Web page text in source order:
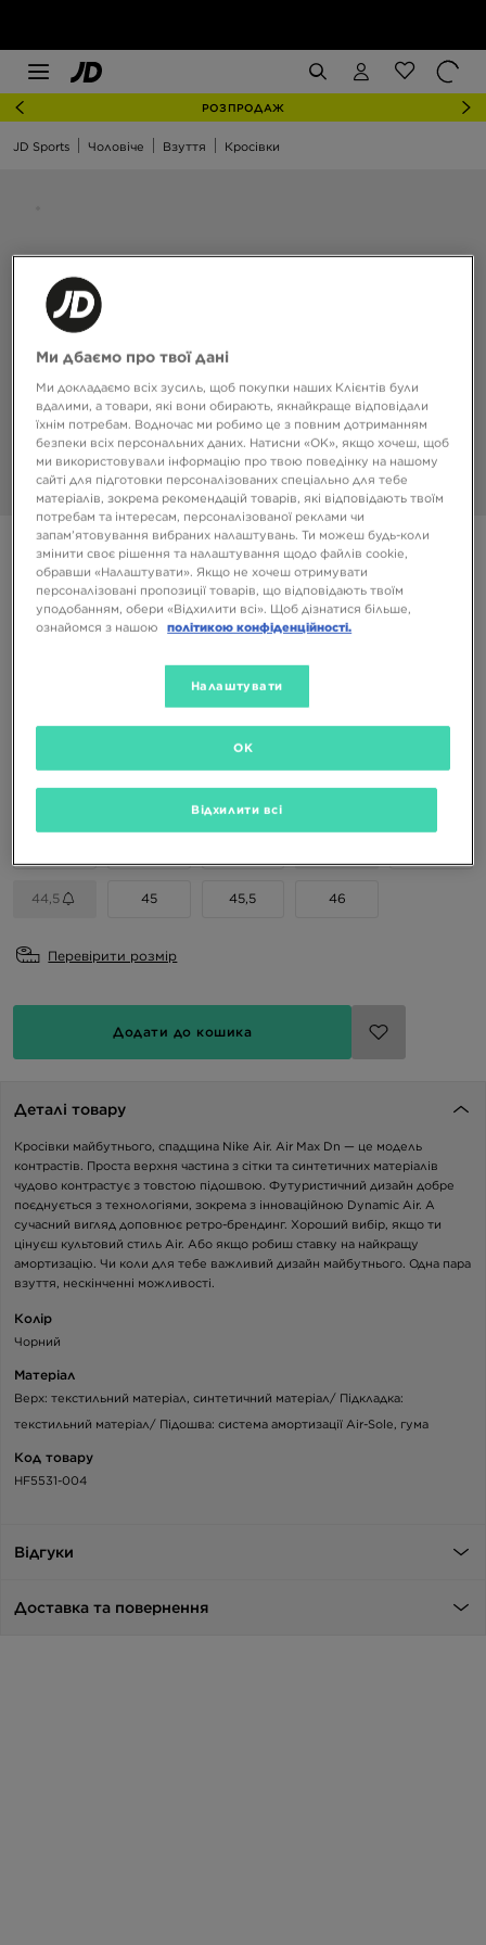
РОЗПРОДАЖ
JD Sports Чоловіче Взуття Кросівки
NIKE AIR MAX DN SE
5199 ГРН
8699 ГРН -40% (Початкова ціна)
EU US
44,5 45 45,5 46
Перевірити розмір
Додати до кошика
Деталі товару
Кросівки майбутнього, спадщина Nike Air. Air Max Dn — це модель
контрастів. Проста верхня частина з сітки та синтетичних матеріалів
чудово контрастує з товстою підошвою. Футуристичний дизайн добре
поєднується з технологіями, зокрема з інноваційною Dynamic Air. А
сучасний вигляд доповнює ретро-брендинг. Хороший вибір, якщо ти
цінуєш культовий стиль Air. Або якщо робиш ставку на найкращу
амортизацію. Чи коли для тебе важливий дизайн майбутнього. Одна пара
взуття, нескінченні можливості.
Колір
Чорний
Матеріал
Верх: текстильний матеріал, синтетичний матеріал/ Підкладка:
текстильний матеріал/ Підошва: система амортизації Air-Sole, гума
Код товару
HF5531-004
Відгуки
Доставка та повернення
Ми дбаємо про твої дані
Ми докладаємо всіх зусиль, щоб покупки наших Клієнтів були
вдалими, а товари, які вони обирають, якнайкраще відповідали
їхнім потребам. Водночас ми робимо це з повним дотриманням
безпеки всіх персональних даних. Натисни «OK», якщо хочеш, щоб
ми використовували інформацію про твою поведінку на нашому
сайті для підготовки персоналізованих спеціально для тебе
матеріалів, зокрема рекомендацій товарів, які відповідають твоїм
потребам та інтересам, персоналізованої реклами чи
запам’ятовування вибраних налаштувань. Ти можеш будь-коли
змінити своє рішення та налаштування щодо файлів cookie,
обравши «Налаштувати». Якщо не хочеш отримувати
персоналізовані пропозиції товарів, що відповідають твоїм
уподобанням, обери «Відхилити всі». Щоб дізнатися більше,
ознайомся з нашою
політикою конфіденційності.
Налаштувати
Відхилити всі
OK